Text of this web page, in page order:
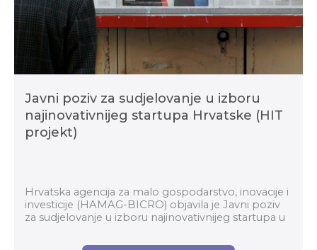
Javni poziv za sudjelovanje u izboru
najinovativnijeg startupa Hrvatske (HIT
projekt)
Hrvatska agencija za malo gospodarstvo, inovacije i
investicije (HAMAG-BICRO) objavila je Javni poziv
za sudjelovanje u izboru najinovativnijeg startupa u